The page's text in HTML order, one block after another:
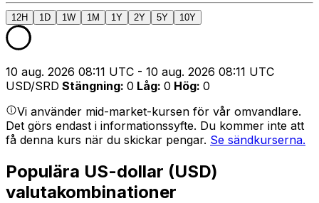
12H 1D 1W 1M 1Y 2Y 5Y 10Y
10 aug. 2026 08:11 UTC - 10 aug. 2026 08:11 UTC
USD/SRD Stängning: 0 Låg: 0 Hög: 0
Vi använder mid-market-kursen för vår omvandlare.
Det görs endast i informationssyfte. Du kommer inte att
få denna kurs när du skickar pengar. Se sändkurserna.
Populära US-dollar (USD)
valutakombinationer